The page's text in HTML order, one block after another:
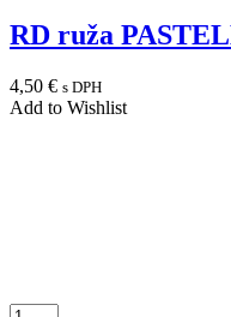
RD ruža
4,50 € s DPH
Add to Wishlist